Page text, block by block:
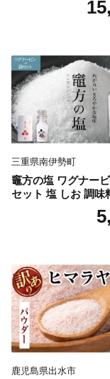
三重県南伊勢町
竈方の塩 ワグナー
セット 塩 しお 調味
天然 ミネラル 調味
salt 料理 味付 おに
鹿児島県出水市